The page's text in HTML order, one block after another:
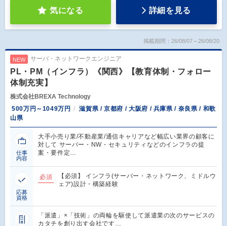
気になる 詳細を見る
掲載期間：26/08/07～26/08/20
NEW サーバ・ネットワークエンジニア
PL・PM（インフラ）《関西》【教育体制・フォロー
体制充実】
株式会社BREXA Technology
500万円～1049万円
滋賀県 / 京都府 / 大阪府 / 兵庫県 / 奈良県 / 和歌
山県
仕事
内容
大手小売り業/不動産業/通信キャリアなど幅広い業界の顧客に
対して サーバー・NW・セキュリティなどのインフラの提
案・要件定…
応募
資格
必須
【必須】 インフラ(サーバー・ネットワーク、ミドルウ
ェア)設計・構築経験
「派遣」×「技術」の両輪を駆使して派遣業の次のサービスの
カタチを創り出す会社です…